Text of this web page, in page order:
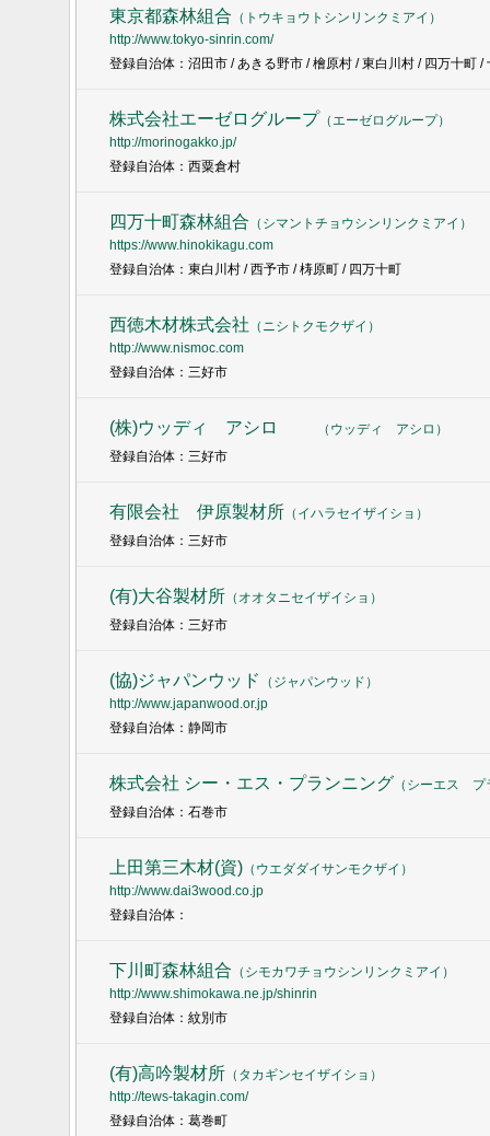
東京都森林組合 （ トウキョウトシンリンクミアイ ）
http://www.tokyo-sinrin.com/
登録自治体：沼田市 / あきる野市 / 檜原村 / 東白川村 / 四万十町 /
株式会社エーゼログループ （エーゼログループ）
http://morinogakko.jp/
登録自治体：西粟倉村
四万十町森林組合 （ シマントチョウシンリンクミアイ ）
https://www.hinokikagu.com
登録自治体：東白川村 / 西予市 / 梼原町 / 四万十町
西徳木材株式会社 （ ニシトクモクザイ ）
http://www.nismoc.com
登録自治体：三好市
(株)ウッディ アシロ （ ウッディ アシロ ）
登録自治体：三好市
有限会社 伊原製材所（ イハラセイザイショ ）
登録自治体：三好市
(有)大谷製材所（ オオタニセイザイショ ）
登録自治体：三好市
(協)ジャパンウッド （ ジャパンウッド ）
http://www.japanwood.or.jp
登録自治体：静岡市
株式会社 シー・エス・プランニング （ シーエス プ
登録自治体：石巻市
上田第三木材(資)（ ウエダダイサンモクザイ ）
http://www.dai3wood.co.jp
登録自治体：
下川町森林組合 （ シモカワチョウシンリンクミアイ ）
http://www.shimokawa.ne.jp/shinrin
登録自治体：紋別市
(有)高吟製材所（ タカギンセイザイショ ）
http://tews-takagin.com/
登録自治体：葛巻町